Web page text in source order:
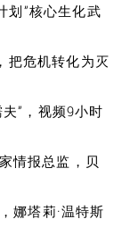
划”核心生化武
把危机转化为灭
”，视频9小时
情报总监，贝
娜塔莉·温特斯